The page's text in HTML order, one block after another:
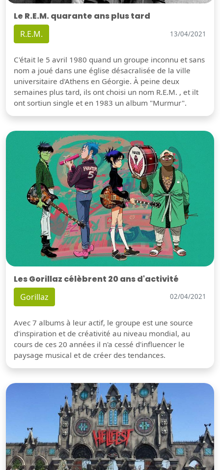
Le R.E.M. quarante ans plus tard
R.E.M. 13/04/2021
C'était le 5 avril 1980 quand un groupe inconnu et sans
nom a joué dans une église désacralisée de la ville
universitaire d'Athens en Géorgie. À peine deux
semaines plus tard, ils ont choisi un nom R.E.M. , et ilt
ont sortiun single et en 1983 un album "Murmur".
Les Gorillaz célèbrent 20 ans d'activité
Gorillaz 02/04/2021
Avec 7 albums à leur actif, le groupe est une source
d'inspiration et de créativité au niveau mondial, au
cours de ces 20 années il n'a cessé d'influencer le
paysage musical et de créer des tendances.